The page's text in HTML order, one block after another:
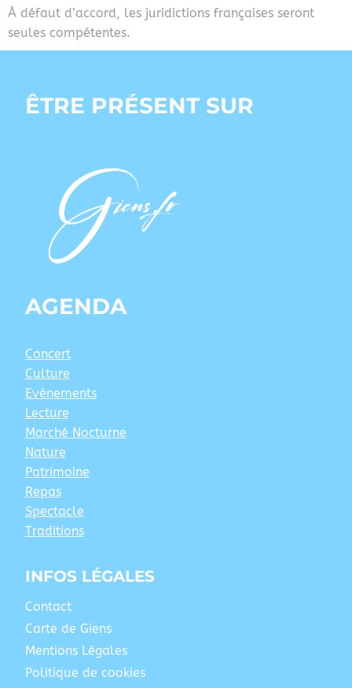
À défaut d’accord, les juridictions françaises seront
seules compétentes.
ÊTRE PRÉSENT SUR
AGENDA
Concert
Culture
Evènements
Lecture
Marché Nocturne
Nature
Patrimoine
Repas
Spectacle
Traditions
INFOS LÉGALES
Contact
Carte de Giens
Mentions Légales
Politique de cookies